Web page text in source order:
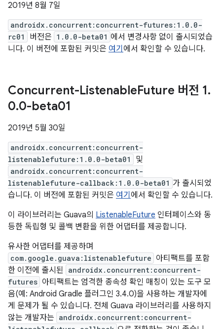
2019년 8월 7일
androidx.concurrent:concurrent-futures:1.0.0-
rc01
버전은 1.0.0-beta01 에서 변경사항 없이 출시되었습
니다. 이 버전에 포함된 커밋은 여기 에서 확인할 수 있습니다.
Concurrent-ListenableFuture 버전 1.
0.0-beta01
2019년 5월 30일
androidx.concurrent:concurrent-
listenablefuture:1.0.0-beta01
및
androidx.concurrent:concurrent-
listenablefuture-callback:1.0.0-beta01 가 출시되었
습니다. 이 버전에 포함된 커밋은 여기 에서 확인할 수 있습니다.
이 라이브러리는 Guava의 ListenableFuture 인터페이스와 동
등한 독립형 및 콜백 변환을 위한 어댑터를 제공합니다.
유사한 어댑터를 제공하며
com.google.guava:listenablefuture 아티팩트를 포함
한 이전에 출시된 androidx.concurrent:concurrent-
futures 아티팩트는 엄격한 종속성 확인 매칭이 있는 도구 모
음(예: Android Gradle 플러그인 3.4.0)을 사용하는 개발자에
게 문제가 될 수 있습니다. 전체 Guava 라이브러리를 사용하지
않는 개발자는 androidx.concurrent:concurrent-